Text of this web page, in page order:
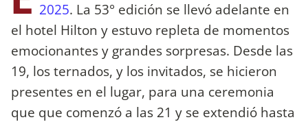
2025. La 53° edición se llevó adelante en
el hotel Hilton y estuvo repleta de momentos
emocionantes y grandes sorpresas. Desde las
19, los ternados, y los invitados, se hicieron
presentes en el lugar, para una ceremonia
que que comenzó a las 21 y se extendió hasta